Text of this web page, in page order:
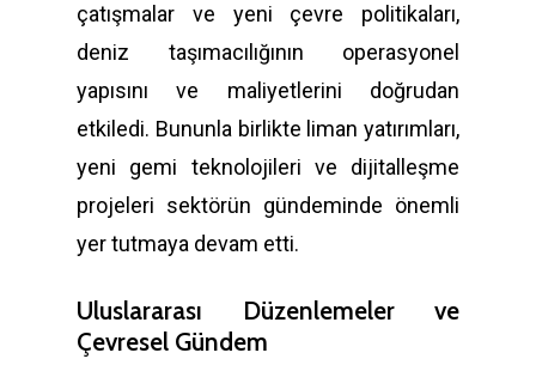
çatışmalar ve yeni çevre politikaları,
deniz taşımacılığının operasyonel
yapısını ve maliyetlerini doğrudan
etkiledi. Bununla birlikte liman yatırımları,
yeni gemi teknolojileri ve dijitalleşme
projeleri sektörün gündeminde önemli
yer tutmaya devam etti.
Uluslararası Düzenlemeler ve
Çevresel Gündem